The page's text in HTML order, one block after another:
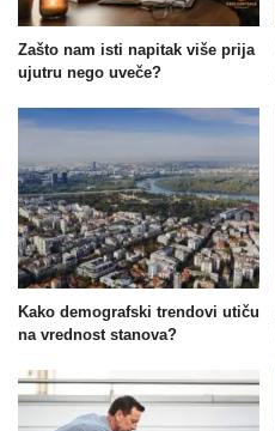
Zašto nam isti napitak više prija
ujutru nego uveče?
Kako demografski trendovi utiču
na vrednost stanova?